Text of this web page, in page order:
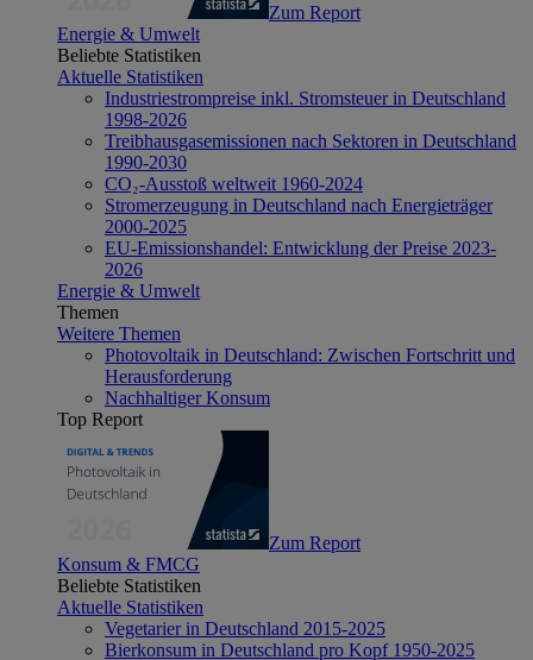
Zum Report
Energie & Umwelt
Beliebte Statistiken
Aktuelle Statistiken
Industriestrompreise inkl. Stromsteuer in Deutschland
1998-2026
Treibhausgasemissionen nach Sektoren in Deutschland
1990-2030
CO₂-Ausstoß weltweit 1960-2024
Stromerzeugung in Deutschland nach Energieträger
2000-2025
EU-Emissionshandel: Entwicklung der Preise 2023-
2026
Energie & Umwelt
Themen
Weitere Themen
Photovoltaik in Deutschland: Zwischen Fortschritt und
Herausforderung
Nachhaltiger Konsum
Top Report
Zum Report
Konsum & FMCG
Beliebte Statistiken
Aktuelle Statistiken
Vegetarier in Deutschland 2015-2025
Bierkonsum in Deutschland pro Kopf 1950-2025